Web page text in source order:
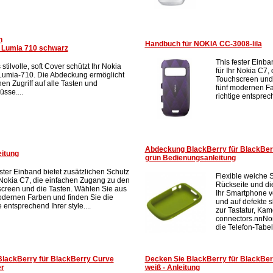
710 schwarz
stilvolle, soft Cover schützt Ihr Nokia
710. Die Abdeckung ermöglicht
Zugriff auf alle Tasten und
Handbuch für NOKIA CC-3008-lila
This fester
für Ihr Nokia C7,
Touchscreen
fünf modernen
richtige
Einband bietet zusätzlichen Schutz
C7, die einfachen Zugang zu den
und die Tasten. Wählen Sie aus
Farben und finden Sie die
entsprechend Ihrer style....
Abdeckung BlackBerry für
grün Bedienungsanleitung
Flexible weiche
Rückseite und
Ihr Smartphone
und auf defekte
zur Tastatur,
die Telefon-
für BlackBerry Curve
Decken Sie BlackBerry für
weiß - Anleitung